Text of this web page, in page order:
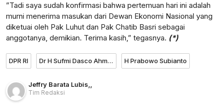
​”Tadi saya sudah konfirmasi bahwa pertemuan hari ini adalah
murni menerima masukan dari Dewan Ekonomi Nasional yang
diketuai oleh Pak Luhut dan Pak Chatib Basri sebagai
anggotanya, demikian. Terima kasih,” tegasnya. (*)
DPR RI Dr H Sufmi Dasco Ahmad H Prabowo Subianto
Jeffry Barata Lubis
Tim Redaksi